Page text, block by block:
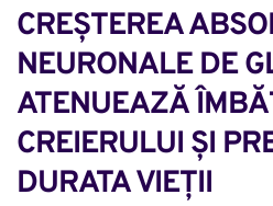
CREȘTEREA
NEURONALE DE
ATENUEAZĂ
CREIERULUI ȘI
DURATA VIEȚII